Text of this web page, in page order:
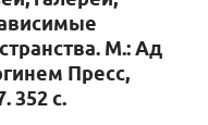
М.: Ад
Пресс,
352 с.